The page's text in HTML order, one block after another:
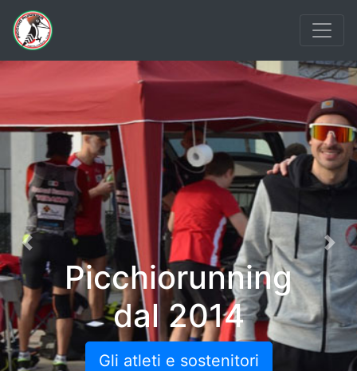
Picchiorunning
dal 2014
Gli atleti e sostenitori
Previous